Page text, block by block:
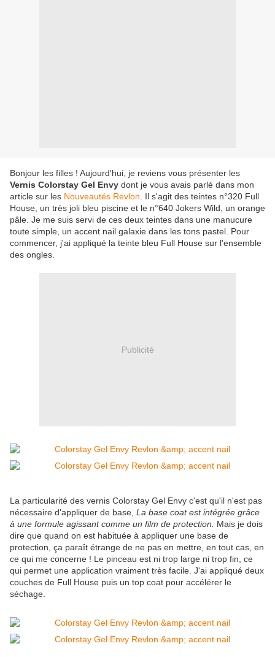
Bonjour les filles ! Aujourd'hui, je reviens vous présenter les
Vernis Colorstay Gel Envy dont je vous avais parlé dans mon
article sur les Nouveautés Revlon . Il s'agit des teintes n°320 Full
House, un très joli bleu piscine et le n°640 Jokers Wild, un orange
pâle. Je me suis servi de ces deux teintes dans une manucure
toute simple, un accent nail galaxie dans les tons pastel. Pour
commencer, j'ai appliqué la teinte bleu Full House sur l'ensemble
des ongles.
Publicité
La particularité des vernis Colorstay Gel Envy c'est qu'il n'est pas
nécessaire d'appliquer de base, La base coat est intégrée grâce
à une formule agissant comme un film de protection. Mais je dois
dire que quand on est habituée à appliquer une base de
protection, ça paraît étrange de ne pas en mettre, en tout cas, en
ce qui me concerne ! Le pinceau est ni trop large ni trop fin, ce
qui permet une application vraiment très facile. J'ai appliqué deux
couches de Full House puis un top coat pour accélérer le
séchage.